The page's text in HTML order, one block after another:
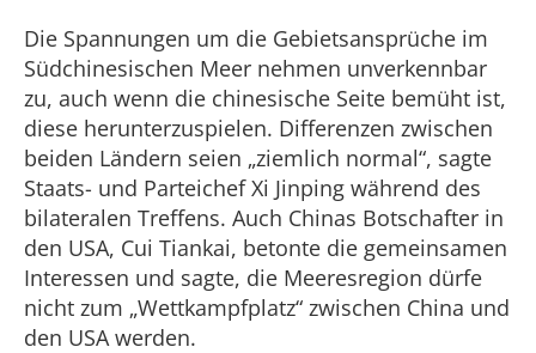
Die Spannungen um die Gebietsansprüche im
Südchinesischen Meer nehmen unverkennbar
zu, auch wenn die chinesische Seite bemüht ist,
diese herunterzuspielen. Differenzen zwischen
beiden Ländern seien „ziemlich normal“, sagte
Staats- und Parteichef Xi Jinping während des
bilateralen Treffens. Auch Chinas Botschafter in
den USA, Cui Tiankai, betonte die gemeinsamen
Interessen und sagte, die Meeresregion dürfe
nicht zum „Wettkampfplatz“ zwischen China und
den USA werden.